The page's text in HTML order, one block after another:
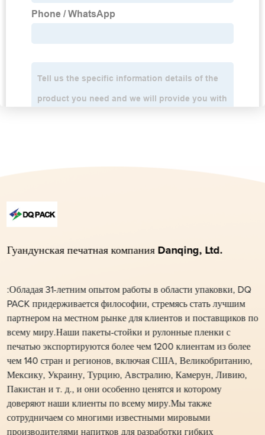
Гуандунская печатная компания Danqing, Ltd.
:Обладая 31-летним опытом работы в области упаковки, DQ
PACK придерживается философии, стремясь стать лучшим
партнером на местном рынке для клиентов и поставщиков по
всему миру.Наши пакеты-стойки и рулонные пленки с
печатью экспортируются более чем 1200 клиентам из более
чем 140 стран и регионов, включая США, Великобританию,
Мексику, Украину, Турцию, Австралию, Камерун, Ливию,
Пакистан и т. д., и они особенно ценятся и которому
доверяют наши клиенты по всему миру.Мы также
сотрудничаем со многими известными мировыми
производителями напитков для разработки гибких